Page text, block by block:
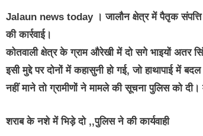
Jalaun news today । जालौन क्षेत्र में पैतृक संपत्ति
की कार्रवाई।
कोतवाली क्षेत्र के ग्राम औरेखी में दो सगे भाइयों अतर
इसी मुद्दे पर दोनों में कहासुनी हो गई, जो हाथापाई में
नहीं माने तो ग्रामीणों ने मामले की सूचना पुलिस को
शराब के नशे में भिड़े दो ,,पुलिस ने की कार्यवाही